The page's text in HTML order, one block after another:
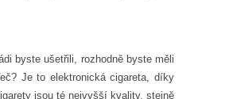
byste ušetřili, rozhodně byste měli
Je to elektronická cigareta, díky
jsou té nejvyšší kvality, stejně